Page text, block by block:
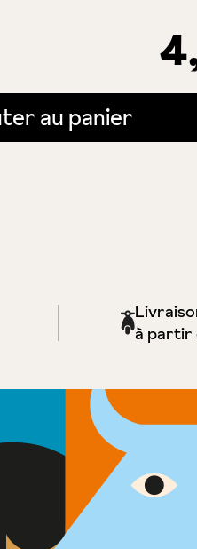
les boutons pour
au panier
à partir